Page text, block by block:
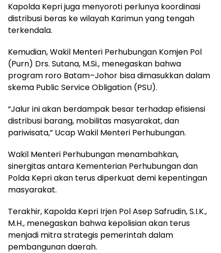
Kapolda Kepri juga menyoroti perlunya koordinasi
distribusi beras ke wilayah Karimun yang tengah
terkendala.
Kemudian, Wakil Menteri Perhubungan Komjen Pol
(Purn) Drs. Sutana, M.Si., menegaskan bahwa
program roro Batam–Johor bisa dimasukkan dalam
skema Public Service Obligation (PSU).
“Jalur ini akan berdampak besar terhadap efisiensi
distribusi barang, mobilitas masyarakat, dan
pariwisata,” Ucap Wakil Menteri Perhubungan.
Wakil Menteri Perhubungan menambahkan,
sinergitas antara Kementerian Perhubungan dan
Polda Kepri akan terus diperkuat demi kepentingan
masyarakat.
Terakhir, Kapolda Kepri Irjen Pol Asep Safrudin, S.I.K.,
M.H., menegaskan bahwa kepolisian akan terus
menjadi mitra strategis pemerintah dalam
pembangunan daerah.